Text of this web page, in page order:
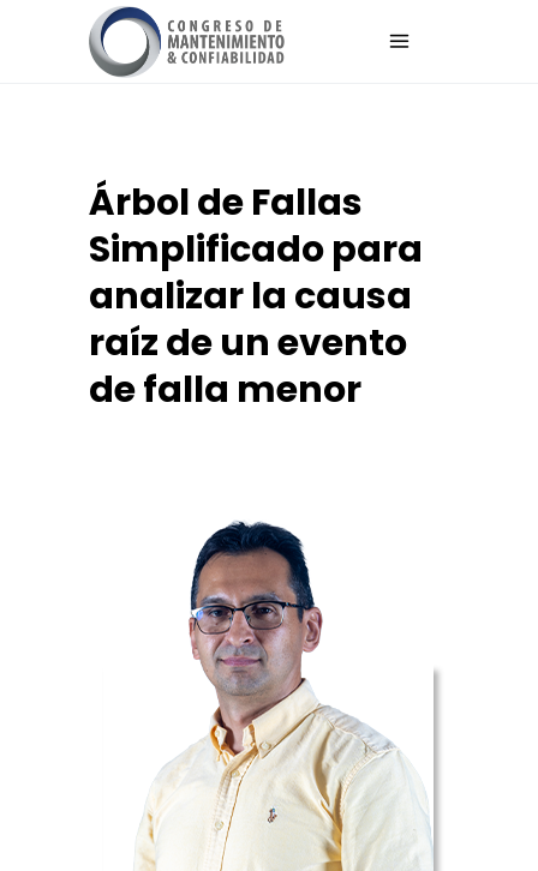
Árbol de Fallas
Simplificado para
analizar la causa
raíz de un evento
de falla menor